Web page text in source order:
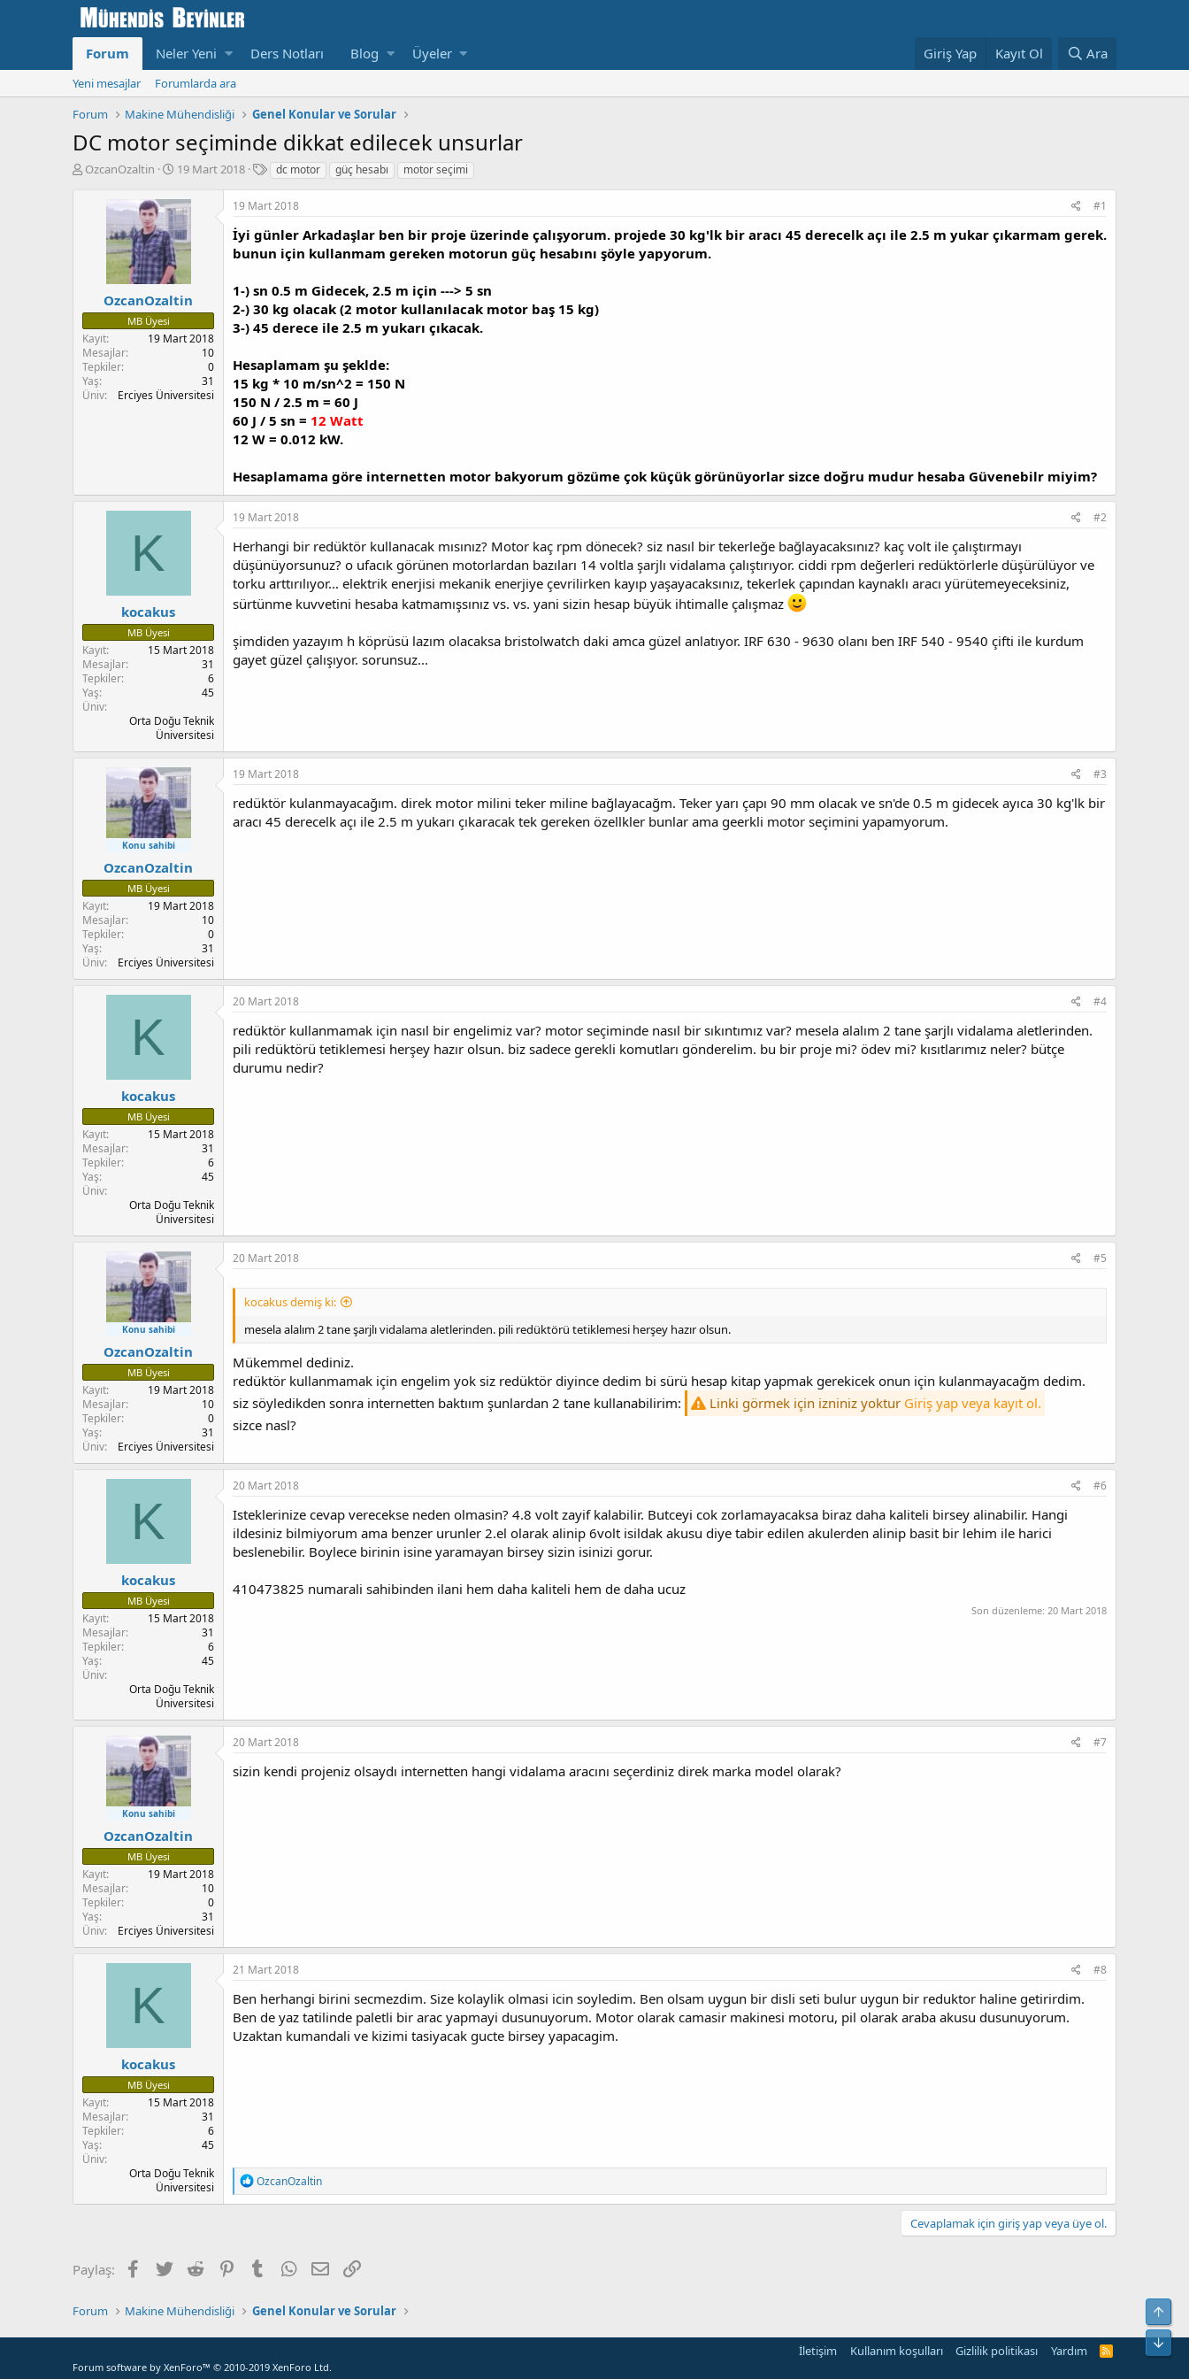
Forum Neler Yeni Ders Notları Blog Üyeler Giriş Yap Kayıt Ol Ara
Yeni mesajlar
Forumlarda ara
Forum
Makine Mühendisliği Genel Konular ve Sorular
DC motor seçiminde dikkat edilecek unsurlar
K
l
a
t
a
n
OzcanOzaltin
B
ş
l
a
n
g
ı
ç
T
a
r
i
19 Mart 2018
E
i
e
t
l
r
dc motor güç hesabı motor seçimi
OzcanOzaltin
MB Üyesi
Kayıt
19 Mart 2018
Mesajlar
10
Tepkiler
0
Yaş
31
Üniv
Erciyes Üniversitesi
19 Mart 2018 #1
İyi günler Arkadaşlar ben bir proje üzerinde çalışyorum. projede 30 kg'lk bir aracı 45 derecelk açı ile 2.5 m yukar çıkarmam gerek.
bunun için kullanmam gereken motorun güç hesabını şöyle yapyorum.
1-) sn 0.5 m Gidecek, 2.5 m için ---> 5 sn
2-) 30 kg olacak (2 motor kullanılacak motor baş 15 kg)
3-) 45 derece ile 2.5 m yukarı çıkacak.
Hesaplamam şu şeklde:
15 kg * 10 m/sn^2 = 150 N
150 N / 2.5 m = 60 J
60 J / 5 sn = 12 Watt
12 W = 0.012 kW.
Hesaplamama göre internetten motor bakyorum gözüme çok küçük görünüyorlar sizce doğru mudur hesaba Güvenebilr miyim?
K
kocakus
MB Üyesi
Kayıt
15 Mart 2018
Mesajlar
31
Tepkiler
6
Yaş
45
Üniv
Orta Doğu Teknik
Üniversitesi
19 Mart 2018 #2
Herhangi bir redüktör kullanacak mısınız? Motor kaç rpm dönecek? siz nasıl bir tekerleğe bağlayacaksınız? kaç volt ile çalıştırmayı
düşünüyorsunuz? o ufacık görünen motorlardan bazıları 14 voltla şarjlı vidalama çalıştırıyor. ciddi rpm değerleri redüktörlerle düşürülüyor ve
torku arttırılıyor... elektrik enerjisi mekanik enerjiye çevrilirken kayıp yaşayacaksınız, tekerlek çapından kaynaklı aracı yürütemeyeceksiniz,
sürtünme kuvvetini hesaba katmamışsınız vs. vs. yani sizin hesap büyük ihtimalle çalışmaz
şimdiden yazayım h köprüsü lazım olacaksa bristolwatch daki amca güzel anlatıyor. IRF 630 - 9630 olanı ben IRF 540 - 9540 çifti ile kurdum
gayet güzel çalışıyor. sorunsuz...
Konu sahibi
OzcanOzaltin
MB Üyesi
Kayıt
19 Mart 2018
Mesajlar
10
Tepkiler
0
Yaş
31
Üniv
Erciyes Üniversitesi
19 Mart 2018 #3
redüktör kulanmayacağım. direk motor milini teker miline bağlayacağm. Teker yarı çapı 90 mm olacak ve sn'de 0.5 m gidecek ayıca 30 kg'lk bir
aracı 45 derecelk açı ile 2.5 m yukarı çıkaracak tek gereken özellkler bunlar ama geerkli motor seçimini yapamyorum.
K
kocakus
MB Üyesi
Kayıt
15 Mart 2018
Mesajlar
31
Tepkiler
6
Yaş
45
Üniv
Orta Doğu Teknik
Üniversitesi
20 Mart 2018 #4
redüktör kullanmamak için nasıl bir engelimiz var? motor seçiminde nasıl bir sıkıntımız var? mesela alalım 2 tane şarjlı vidalama aletlerinden.
pili redüktörü tetiklemesi herşey hazır olsun. biz sadece gerekli komutları gönderelim. bu bir proje mi? ödev mi? kısıtlarımız neler? bütçe
durumu nedir?
Konu sahibi
OzcanOzaltin
MB Üyesi
Kayıt
19 Mart 2018
Mesajlar
10
Tepkiler
0
Yaş
31
Üniv
Erciyes Üniversitesi
20 Mart 2018 #5
kocakus demiş ki:
mesela alalım 2 tane şarjlı vidalama aletlerinden. pili redüktörü tetiklemesi herşey hazır olsun.
Mükemmel dediniz.
redüktör kullanmamak için engelim yok siz redüktör diyince dedim bi sürü hesap kitap yapmak gerekicek onun için kulanmayacağm dedim.
siz söyledikden sonra internetten baktıım şunlardan 2 tane kullanabilirim:
Linki görmek için izniniz yoktur Giriş yap veya kayıt ol.
sizce nasl?
K
kocakus
MB Üyesi
Kayıt
15 Mart 2018
Mesajlar
31
Tepkiler
6
Yaş
45
Üniv
Orta Doğu Teknik
Üniversitesi
20 Mart 2018 #6
Isteklerinize cevap verecekse neden olmasin? 4.8 volt zayif kalabilir. Butceyi cok zorlamayacaksa biraz daha kaliteli birsey alinabilir. Hangi
ildesiniz bilmiyorum ama benzer urunler 2.el olarak alinip 6volt isildak akusu diye tabir edilen akulerden alinip basit bir lehim ile harici
beslenebilir. Boylece birinin isine yaramayan birsey sizin isinizi gorur.
410473825 numarali sahibinden ilani hem daha kaliteli hem de daha ucuz
Son düzenleme: 20 Mart 2018
Konu sahibi
OzcanOzaltin
MB Üyesi
Kayıt
19 Mart 2018
Mesajlar
10
Tepkiler
0
Yaş
31
Üniv
Erciyes Üniversitesi
20 Mart 2018 #7
sizin kendi projeniz olsaydı internetten hangi vidalama aracını seçerdiniz direk marka model olarak?
K
kocakus
MB Üyesi
Kayıt
15 Mart 2018
Mesajlar
31
Tepkiler
6
Yaş
45
Üniv
Orta Doğu Teknik
Üniversitesi
21 Mart 2018 #8
Ben herhangi birini secmezdim. Size kolaylik olmasi icin soyledim. Ben olsam uygun bir disli seti bulur uygun bir reduktor haline getirirdim.
Ben de yaz tatilinde paletli bir arac yapmayi dusunuyorum. Motor olarak camasir makinesi motoru, pil olarak araba akusu dusunuyorum.
Uzaktan kumandali ve kizimi tasiyacak gucte birsey yapacagim.
T
e
p
e
r
OzcanOzaltin
Cevaplamak için giriş yap veya üye ol.
Paylaş: Facebook
TwitterReddit PinterestTumblrWhatsApp
E-postaBağlantı
Forum Makine Mühendisliği Genel Konular ve Sorular
Forum software by XenForo™ © 2010-2019 XenForo Ltd.
İletişim Kullanım koşulları Gizlilik politikası Yardım
R
Alt